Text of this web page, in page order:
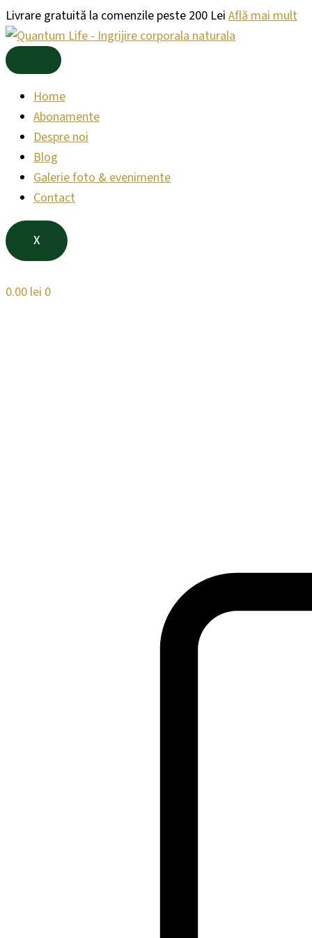
Skip
to
content
Livrare gratuită la comenzile peste 200 Lei Află mai mult
Home
Abonamente
Despre noi
Blog
Galerie foto & evenimente
Contact
X
0.00 lei 0
search
search